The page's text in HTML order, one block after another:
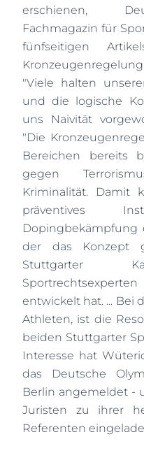
erschienen,
Fachmagazin für
fünfseitigen
"Viele halten
und die logische
uns Naivität
"Die
Bereichen bereits
gegen
Kriminalität. Damit
präventives
Dopingbekämpfung
der das Konzept
Stuttgarter
entwickelt hat. ... Bei
Athleten, ist die
beiden Stuttgarter
Interesse hat
das Deutsche
Berlin angemeldet -
Juristen zu ihrer
Referenten